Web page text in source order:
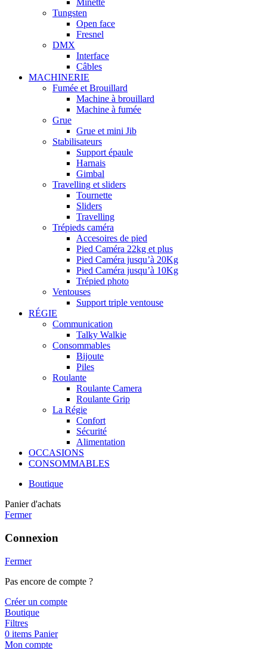
Minette
Tungsten
Open face
Fresnel
DMX
Interface
Câbles
MACHINERIE
Fumée et Brouillard
Machine à brouillard
Machine à fumée
Grue
Grue et mini Jib
Stabilisateurs
Support épaule
Harnais
Gimbal
Travelling et sliders
Tournette
Sliders
Travelling
Trépieds caméra
Accesoires de pied
Pied Caméra 22kg et plus
Pied Caméra jusqu’à 20Kg
Pied Caméra jusqu’à 10Kg
Trépied photo
Ventouses
Support triple ventouse
RÉGIE
Communication
Talky Walkie
Consommables
Bijoute
Piles
Roulante
Roulante Camera
Roulante Grip
La Régie
Confort
Sécurité
Alimentation
OCCASIONS
CONSOMMABLES
Boutique
Panier d'achats
Fermer
Connexion
Fermer
Pas encore de compte ?
Créer un compte
Boutique
Filtres
0 items Panier
Mon compte